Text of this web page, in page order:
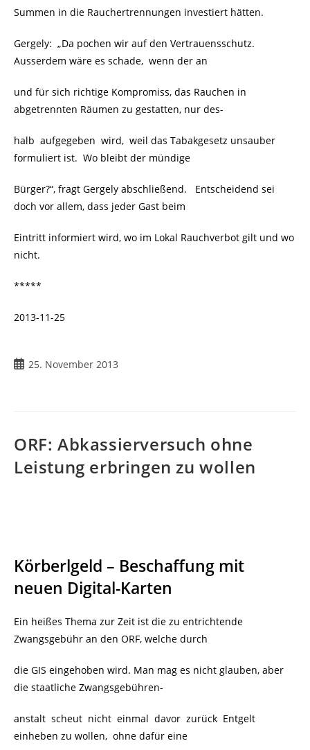
Summen in die Rauchertrennungen investiert hätten.
Gergely: „Da pochen wir auf den Vertrauensschutz.
Ausserdem wäre es schade, wenn der an
und für sich richtige Kompromiss, das Rauchen in
abgetrennten Räumen zu gestatten, nur des-
halb aufgegeben wird, weil das Tabakgesetz unsauber
formuliert ist. Wo bleibt der mündige
Bürger?“, fragt Gergely abschließend. Entscheidend sei
doch vor allem, dass jeder Gast beim
Eintritt informiert wird, wo im Lokal Rauchverbot gilt und wo
nicht.
*****
2013-11-25
Beitrag
25. November 2013
ORF: Abkassierversuch ohne
Leistung erbringen zu wollen
Körberlgeld – Beschaffung mit
neuen Digital-Karten
Ein heißes Thema zur Zeit ist die zu entrichtende
Zwangsgebühr an den ORF, welche durch
die GIS eingehoben wird. Man mag es nicht glauben, aber
die staatliche Zwangsgebühren-
anstalt scheut nicht einmal davor zurück Entgelt
einheben zu wollen, ohne dafür eine